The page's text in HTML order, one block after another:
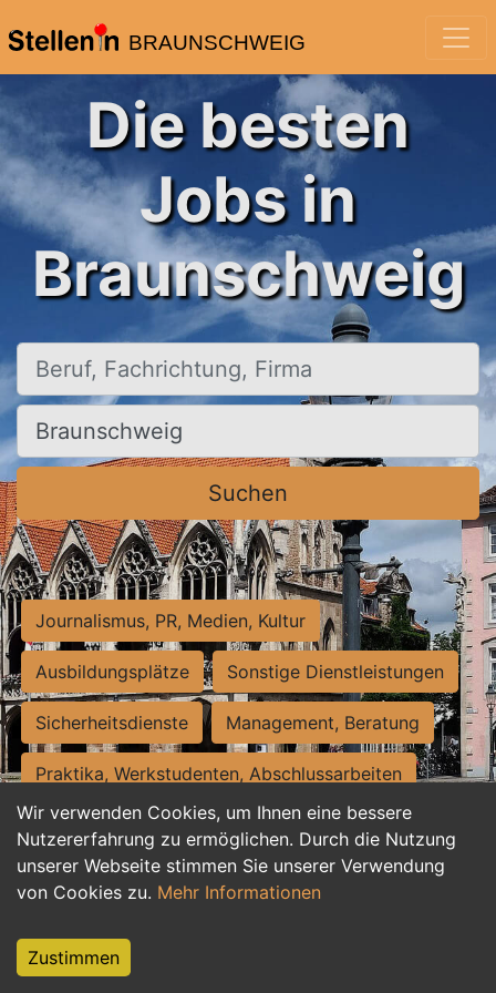
BRAUNSCHWEIG
Wir verwenden Cookies, um Ihnen eine bessere
Nutzererfahrung zu ermöglichen. Durch die Nutzung
unserer Webseite stimmen Sie unserer Verwendung
von Cookies zu. Mehr Informationen
Zustimmen
Die besten
Jobs in
Braunschweig
Beruf, Fachrichtung, Firma
Ort, Stadt
Suchen
Journalismus, PR, Medien, Kultur
Ausbildungsplätze Sonstige Dienstleistungen
Sicherheitsdienste Management, Beratung
Praktika, Werkstudenten, Abschlussarbeiten
Personalwesen Assistenz, Sekretariat
Hilfskräfte, Aushilfs- und Nebenjobs
Weiterbildung, Studium, duale Ausbildung